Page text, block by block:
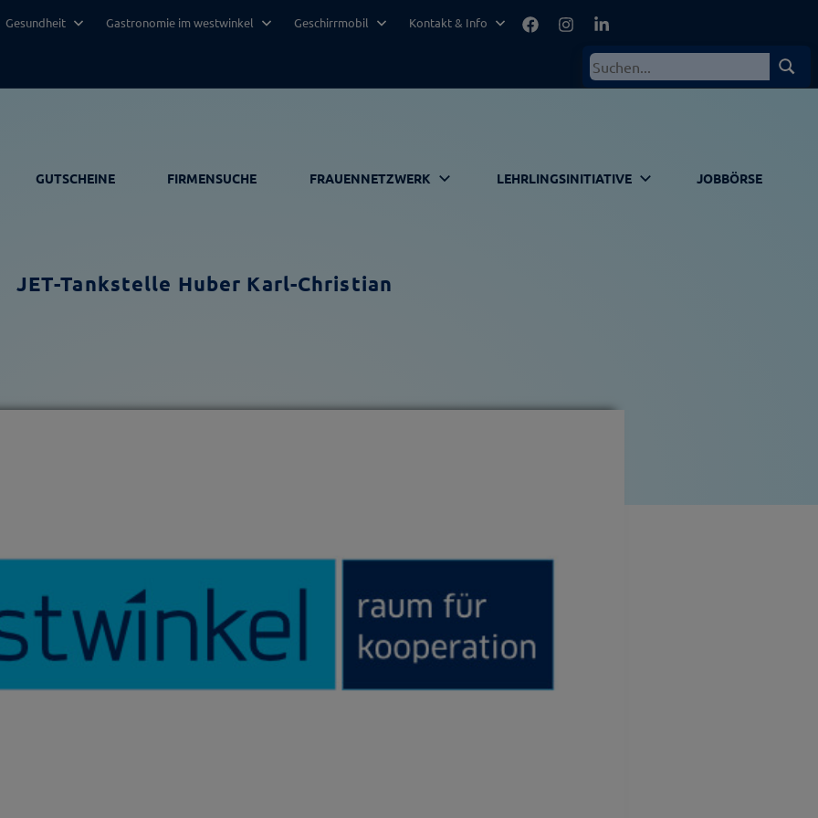
FacebookInstagramLinkedIn
Gesundheit Gastronomie im westwinkel Geschirrmobil Kontakt & Info
Suchen
GUTSCHEINE FIRMENSUCHE FRAUENNETZWERK LEHRLINGSINITIATIVE JOBBÖRSE
JET-Tankstelle Huber Karl-Christian